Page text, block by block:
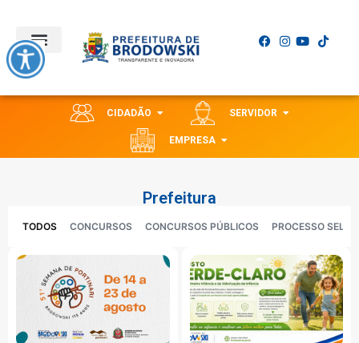
CIDADÃO SERVIDOR
EMPRESA
Prefeitura
CONCURSOS CONCURSOS PÚBLICOS PROCESSO
TODOS